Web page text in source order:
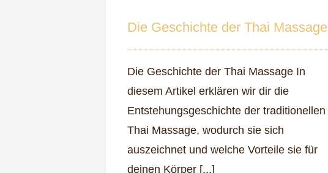
Die Geschichte der Thai Massage
Die Geschichte der Thai Massage In
diesem Artikel erklären wir dir die
Entstehungsgeschichte der traditionellen
Thai Massage, wodurch sie sich
auszeichnet und welche Vorteile sie für
deinen Körper [...]